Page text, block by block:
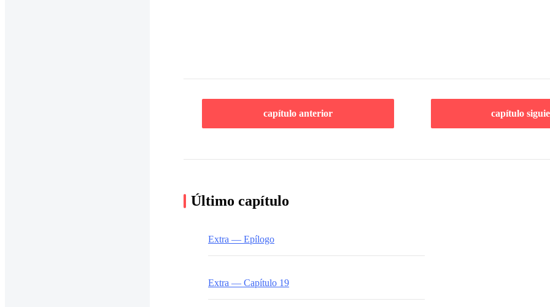
capítulo anterior capítulo
Último capítulo
Extra — Epílogo
Extra — Capítulo 19